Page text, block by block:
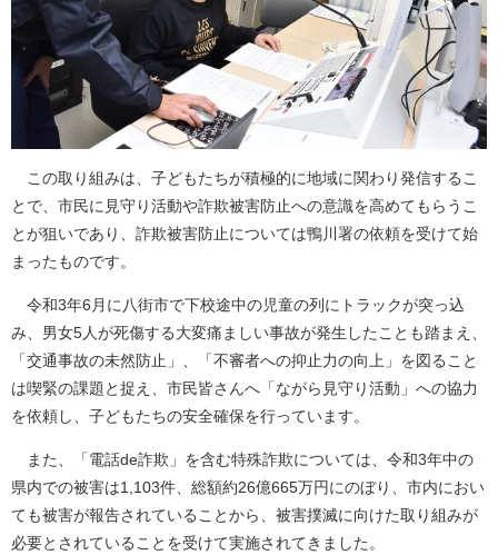
この取り組みは、子どもたちが積極的に地域に関わり発信するこ
とで、市民に見守り活動や詐欺被害防止への意識を高めてもらうこ
とが狙いであり、詐欺被害防止については鴨川署の依頼を受けて始
まったものです。
令和3年6月に八街市で下校途中の児童の列にトラックが突っ込
み、男女5人が死傷する大変痛ましい事故が発生したことも踏まえ、
「交通事故の未然防止」、「不審者への抑止力の向上」を図ること
は喫緊の課題と捉え、市民皆さんへ「ながら見守り活動」への協力
を依頼し、子どもたちの安全確保を行っています。
また、「電話de詐欺」を含む特殊詐欺については、令和3年中の
県内での被害は1,103件、総額約26億665万円にのぼり、市内におい
ても被害が報告されていることから、被害撲滅に向けた取り組みが
必要とされていることを受けて実施されてきました。